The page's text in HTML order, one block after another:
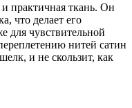
практичная ткань. Он
что делает его
для чувствительной
нитей сатин
и не скользит, как